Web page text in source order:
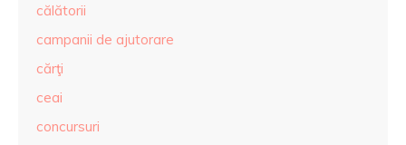
călătorii
campanii de ajutorare
cărţi
ceai
concursuri